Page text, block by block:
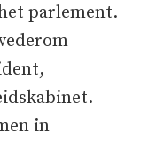
parlement.
in